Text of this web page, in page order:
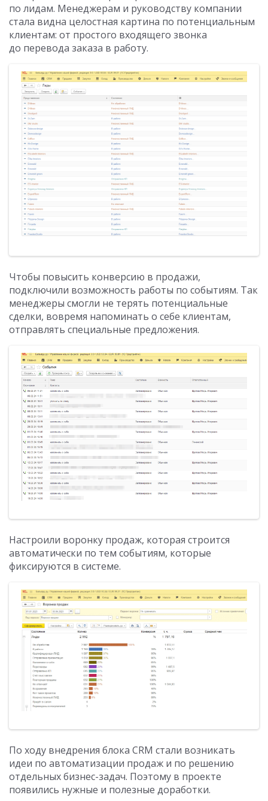
по лидам. Менеджерам и руководству компании
стала видна целостная картина по потенциальным
клиентам: от простого входящего звонка
до перевода заказа в работу.
Чтобы повысить конверсию в продажи,
подключили возможность работы по событиям. Так
менеджеры смогли не терять потенциальные
сделки, вовремя напоминать о себе клиентам,
отправлять специальные предложения.
Настроили воронку продаж, которая строится
автоматически по тем событиям, которые
фиксируются в системе.
По ходу внедрения блока CRM стали возникать
идеи по автоматизации продаж и по решению
отдельных бизнес-задач. Поэтому в проекте
появились нужные и полезные доработки.